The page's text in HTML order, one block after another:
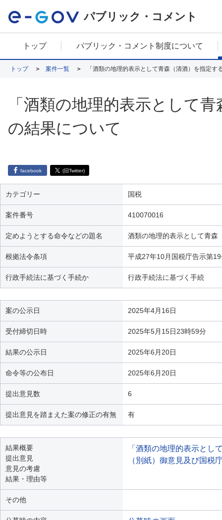
パブリック・コメント
トップ パブリック・コメント制度について
トップ 案件一覧 「酒類の地理的表示として青森（清酒）を指定
「酒類の地理的表示として
の結果について
facebook (旧Twitter)
カテゴリー 国税
案件番号 410070016
定めようとする命令などの題名 酒類の地理的表示として青森
根拠法令条項 平成27年10月国税庁告示第
行政手続法に基づく手続か 行政手続法に基づく手続
案の公示日 2025年4月16日
受付締切日時 2025年5月15日23時59分
結果の公示日 2025年6月20日
命令等の公布日 2025年6月20日
提出意見数 6
提出意見を踏まえた案の修正の有無 有
結果概要
提出意見
意見の考慮
結果・理由等
「酒類の地理的表示とし
（別紙）御意見及び国税
その他